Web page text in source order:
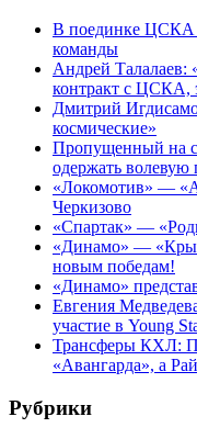
В поединке ЦСКА
команды
Андрей Талалаев:
контракт с ЦСКА,
Дмитрий
космические»
Пропущенный на
одержать волевую
«Локомотив» —
Черкизово
«Спартак» —
«Динамо» —
новым победам!
«Динамо»
Евгения
участие в Young
Трансферы КХЛ:
«Авангарда», а
Рубрики